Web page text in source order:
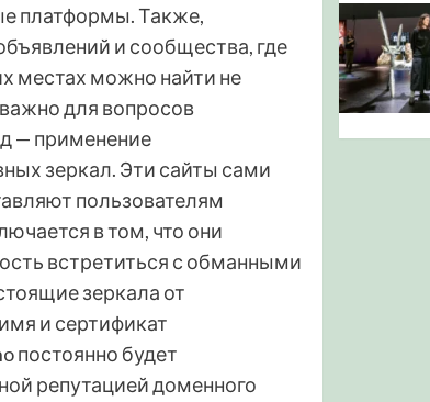
платформы. Также,
и сообщества, где
местах можно найти не
для вопросов
— применение
зеркал. Эти сайты сами
пользователям
в том, что они
встретиться с обманными
зеркала от
и сертификат
постоянно будет
репутацией доменного